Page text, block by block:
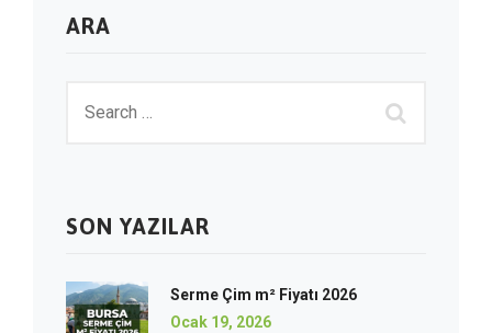
ARA
SON YAZILAR
Serme Çim m² Fiyatı 2026
Ocak 19, 2026